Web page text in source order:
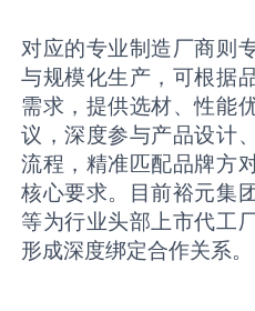
对应的专业制造厂商则
与规模化生产，可根据
需求，提供选材、性能
议，深度参与产品设计
流程，精准匹配品牌方
核心要求。目前裕元集
等为行业头部上市代工
形成深度绑定合作关系。